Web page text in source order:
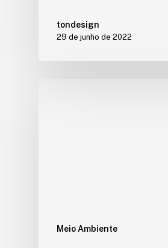
tondesign
29 de junho de 2022
Meio Ambiente